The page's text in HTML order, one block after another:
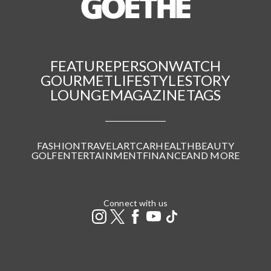
FEATUREPERSONWATCH
GOURMETLIFESTYLESTORY
LOUNGEMAGAZINETAGS
FASHIONTRAVEL ARTCARHEALTHBEAUTY
GOLFENTERTAINMENTFINANCEAND MORE
Connect with us